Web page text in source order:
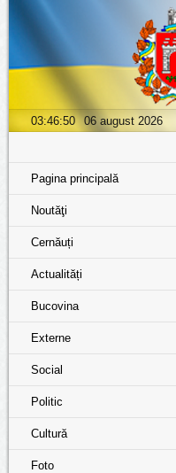
03:46:51 06 august 2026
Pagina principală
Noutăţi
Cernăuți
Actualități
Bucovina
Externe
Social
Politic
Cultură
Foto